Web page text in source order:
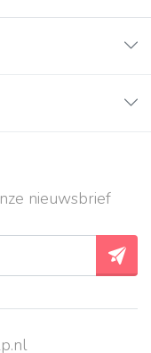
nieuwsbrief